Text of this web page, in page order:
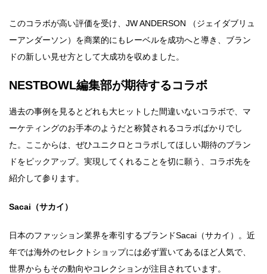
このコラボが高い評価を受け、JW ANDERSON （ジェイダブリュ
ーアンダーソン）を商業的にもレーベルを成功へと導き、ブラン
ドの新しい見せ方として大成功を収めました。
NESTBOWL編集部が期待するコラボ
過去の事例を見るとどれも大ヒットした間違いないコラボで、マ
ーケティングのお手本のようだと称賛されるコラボばかりでし
た。ここからは、ぜひユニクロとコラボしてほしい期待のブラン
ドをピックアップ。実現してくれることを切に願う、コラボ先を
紹介して参ります。
Sacai（サカイ）
日本のファッション業界を牽引するブランドSacai（サカイ）。近
年では海外のセレクトショップには必ず置いてあるほど人気で、
世界からもその動向やコレクションが注目されています。